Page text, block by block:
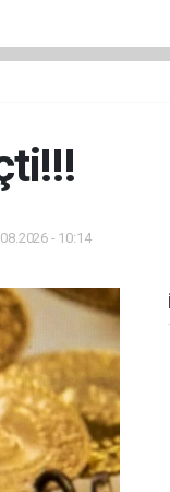
- 10:14